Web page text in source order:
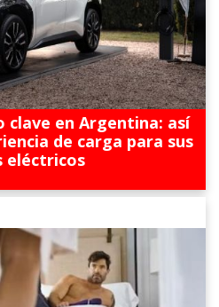
clave en Argentina: así
de carga para sus
eléctricos